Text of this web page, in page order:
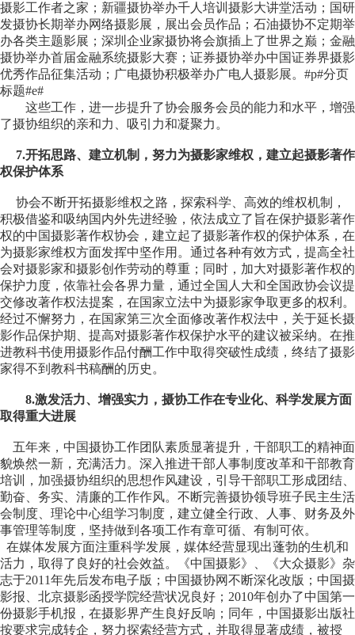
摄影工作者之家；新疆摄协举办千人培训摄影大讲堂活动；国研
发摄协长期举办网络摄影展，展出会员作品；石油摄协不定期举
办各类主题影展；深圳企业家摄协将会旗插上了世界之巅；金融
摄协举办首届金融系统摄影大赛；证券摄协举办中国证券界摄影
优秀作品征集活动；广电摄协积极举办广电人摄影展。#p#分页
标题#e#
这些工作，进一步提升了协会服务会员的能力和水平，增强
了摄协组织的亲和力、吸引力和凝聚力。
7.开拓思路、建立机制，努力为摄影家维权，建立起摄影著作
权保护体系
协会不断开拓摄影维权之路，探索科学、高效的维权机制，
积极借鉴和吸纳国内外先进经验，依法成立了旨在保护摄影著作
权的中国摄影著作权协会，建立起了摄影著作权的保护体系，在
为摄影家维权方面发挥中坚作用。通过各种有效方式，提高全社
会对摄影家和摄影创作劳动的尊重；同时，加大对摄影著作权的
保护力度，依靠社会各界力量，通过全国人大和全国政协会议提
交修改著作权法提案，在国家立法中为摄影家争取更多的权利。
经过不懈努力，在国家第三次全面修改著作权法中，关于延长摄
影作品保护期、提高对摄影著作权保护水平的建议被采纳。在推
进教科书使用摄影作品付酬工作中取得突破性成绩，终结了摄影
家得不到教科书稿酬的历史。
8.激发活力、增强实力，摄协工作在专业化、科学发展方面
取得重大进展
五年来，中国摄协工作团队素质显著提升，干部职工的精神面
貌焕然一新，充满活力。深入推进干部人事制度改革和干部教育
培训，加强摄协组织的思想作风建设，引导干部职工形成团结、
勤奋、务实、清廉的工作作风。不断完善摄协领导班子民主生活
会制度、理论中心组学习制度，建立健全行政、人事、财务及外
事管理等制度，坚持做到各项工作有章可循、有制可依。
在媒体发展方面注重科学发展，媒体经营显现出蓬勃的生机和
活力，取得了良好的社会效益。《中国摄影》、《大众摄影》杂
志于2011年先后发布电子版；中国摄协网不断深化改版；中国摄
影报、北京摄影函授学院经营状况良好；2010年创办了中国第一
份摄影手机报，在摄影界产生良好反响；同年，中国摄影出版社
按要求完成转企，努力探索经营方式，并取得显著成绩，被授